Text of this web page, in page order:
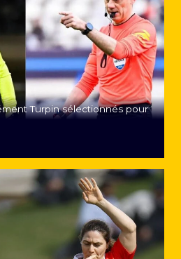
Turpin sélectionnés pour